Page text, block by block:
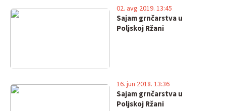
Sajam grnčarstva u
Poljskoj Ržani
02. avg 2019. 13:45
Sajam grnčarstva u
Poljskoj Ržani
16. jun 2018. 13:36